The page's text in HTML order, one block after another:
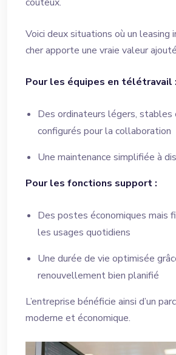
Voici deux situations où un leasing
cher apporte une vraie valeur
Pour les équipes en télétravail :
Des ordinateurs légers, stables
configurés pour la collaboration
Une maintenance simplifiée à
Pour les fonctions support :
Des postes économiques mais
les usages quotidiens
Une durée de vie optimisée
renouvellement bien planifié
L’entreprise bénéficie ainsi d’un
moderne et économique.